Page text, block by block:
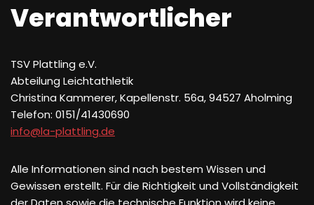
Verantwortlicher
TSV Plattling e.V.
Abteilung Leichtathletik
Christina Kammerer, Kapellenstr. 56a, 94527 Aholming
Telefon: 0151/41430690
info@la-plattling.de
Alle Informationen sind nach bestem Wissen und
Gewissen erstellt. Für die Richtigkeit und Vollständigkeit